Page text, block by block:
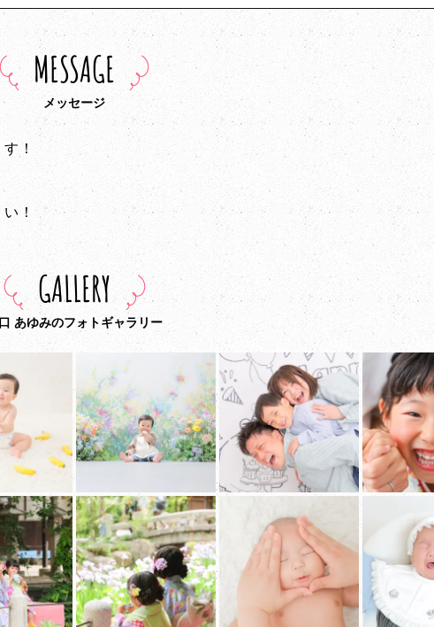
MESSAGE
メッセージ
！
！
GALLERY
あゆみのフォトギャラリー